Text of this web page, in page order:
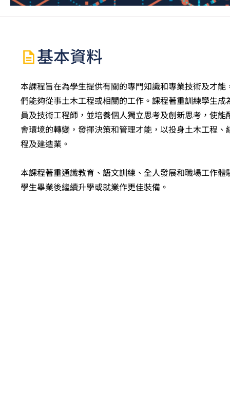
基本資料
本課程旨在為學生提供有關的專門知識和專業技術及才能
們能夠從事土木工程或相關的工作。課程著重訓練學生成
員及技術工程師，並培養個人獨立思考及創新思考，使能
會環境的轉變，發揮決策和管理才能，以投身土木工程、
程及建造業。
本課程著重通識教育、語文訓練、全人發展和職場工作體
學生畢業後繼續升學或就業作更佳裝備。